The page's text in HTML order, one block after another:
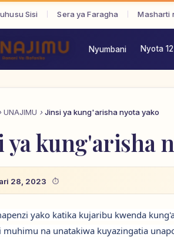
Sisi Sera ya Faragha Masharti
Nyumbani Nyota 12
UNAJIMU Jinsi ya kung'arisha nyota yako
ya kung'arisha
28, 2023
yako katika kujaribu kwenda
muhimu na unatakiwa kuyazingatia